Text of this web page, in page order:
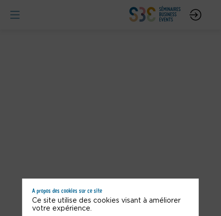
Vous n'êtes pas autorisé à accéder à ce contenu
A propos des cookies sur ce site
Ce site utilise des cookies visant à améliorer
votre expérience.